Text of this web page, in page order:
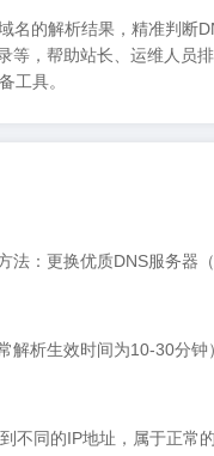
的解析结果，精准判断
等，帮助站长、运维人员
工具。
法：更换优质DNS服务器
解析生效时间为10-30分
不同的IP地址，属于正常